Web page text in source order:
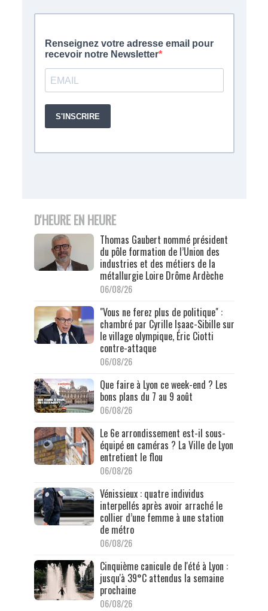
D'HEURE EN HEURE
Thomas Gaubert nommé président
du pôle formation de l’Union des
industries et des métiers de la
métallurgie Loire Drôme Ardèche
06/08/26
"Vous ne ferez plus de politique" :
chambré par Cyrille Isaac-Sibille sur
le village olympique, Éric Ciotti
contre-attaque
06/08/26
Que faire à Lyon ce week-end ? Les
bons plans du 7 au 9 août
06/08/26
Le 6e arrondissement est-il sous-
équipé en caméras ? La Ville de Lyon
entretient le flou
06/08/26
Vénissieux : quatre individus
interpellés après avoir arraché le
collier d’une femme à une station
de métro
06/08/26
Cinquième canicule de l'été à Lyon :
jusqu'à 39°C attendus la semaine
prochaine
06/08/26